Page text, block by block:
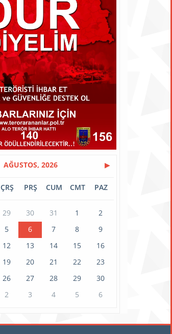
AĞUSTOS, 2026 ▶
ÇRŞ PRŞ CUM CMT PAZ
29 30 31 1
2
5 6 7 8
9
12 13 14 15
16
19 20 21 22
23
26 27 28 29
30
2 3 4 5 6